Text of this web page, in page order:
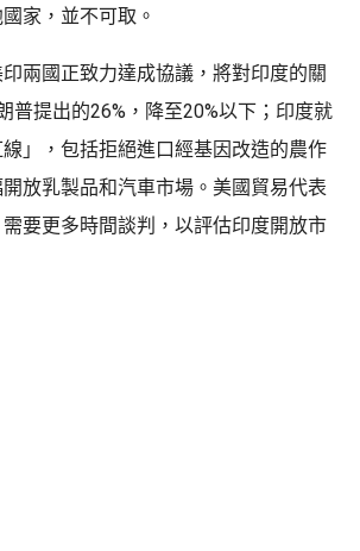
家，並不可取。
兩國正致力達成協議，將對印度的關
普提出的26%，降至20%以下；印度就
」，包括拒絕進口經基因改造的農作
放乳製品和汽車市場。美國貿易代表
要更多時間談判，以評估印度開放市